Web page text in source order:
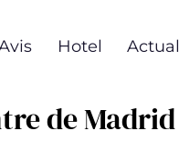
Hotel
de Madrid